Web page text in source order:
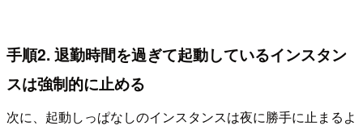
手順2. 退勤時間を過ぎて起動しているインスタン
スは強制的に止める
次に、起動しっぱなしのインスタンスは夜に勝手に止まるよ